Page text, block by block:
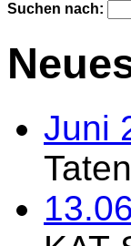
Suchen nach:
Juni